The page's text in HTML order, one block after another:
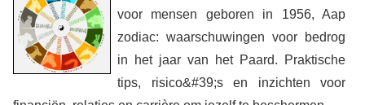
voor mensen geboren in 1956, Aap
zodiac: waarschuwingen voor bedrog
in het jaar van het Paard. Praktische
tips, risico&#39;s en inzichten voor